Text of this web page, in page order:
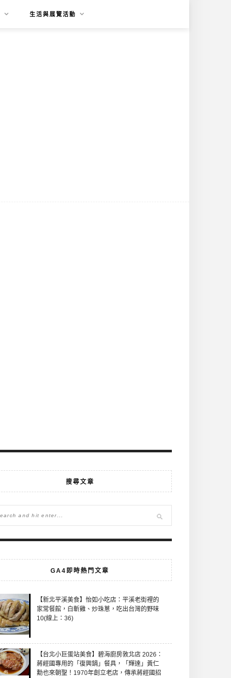
生活與展覽活動
搜尋文章
GA4即時熱門文章
【新北平溪美食】怡如小吃店：平溪老街裡的
家常餐館，白斬雞、炒珠蔥，吃出台灣的野味
10(線上：36)
【台北小巨蛋站美食】碧海廚房敦北店 2026：
蔣經國專用的「復興鍋」餐具，「輝達」黃仁
勳也來朝聖！1970年創立老店，傳承蔣經國招